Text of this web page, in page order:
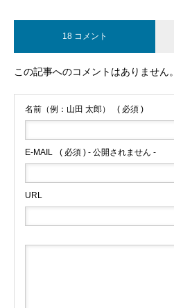
18 コメント
この記事へのコメントはありません。
名前（例：山田 太郎） ( 必須 )
E-MAIL ( 必須 ) - 公開されません -
URL